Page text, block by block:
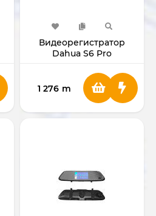
Видеорегистратор
Dahua S6 Pro
1 276 m